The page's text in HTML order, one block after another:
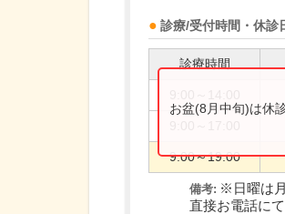
診療/受付時間・休診
診療時間
9:00～19:00
お盆(8月中旬)は休
備考: ※日曜は
直接お電話に